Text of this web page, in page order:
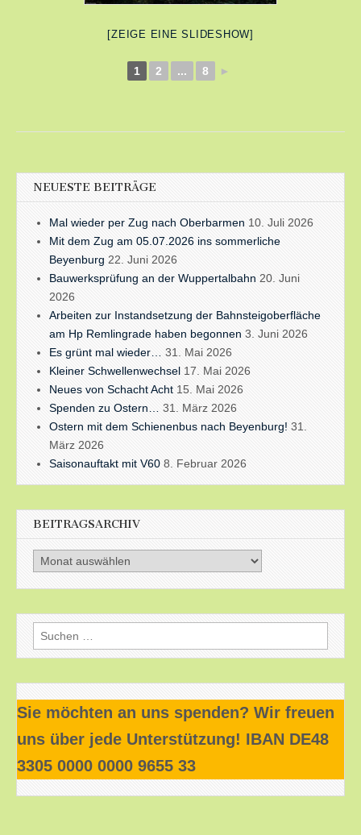
[ZEIGE EINE SLIDESHOW]
1 2 ... 8 ►
NEUESTE BEITRÄGE
Mal wieder per Zug nach Oberbarmen 10. Juli 2026
Mit dem Zug am 05.07.2026 ins sommerliche
Beyenburg 22. Juni 2026
Bauwerksprüfung an der Wuppertalbahn 20. Juni
2026
Arbeiten zur Instandsetzung der Bahnsteigoberfläche
am Hp Remlingrade haben begonnen 3. Juni 2026
Es grünt mal wieder…
31. Mai 2026
Kleiner Schwellenwechsel 17. Mai 2026
Neues von Schacht Acht 15. Mai 2026
Spenden zu Ostern…
31. März 2026
Ostern mit dem Schienenbus nach Beyenburg! 31.
März 2026
Saisonauftakt mit V60 8. Februar 2026
BEITRAGSARCHIV
Beitragsarchiv
Suchen
nach:
Sie möchten an uns spenden? Wir freuen
uns über jede Unterstützung! IBAN DE48
3305 0000 0000 9655 33